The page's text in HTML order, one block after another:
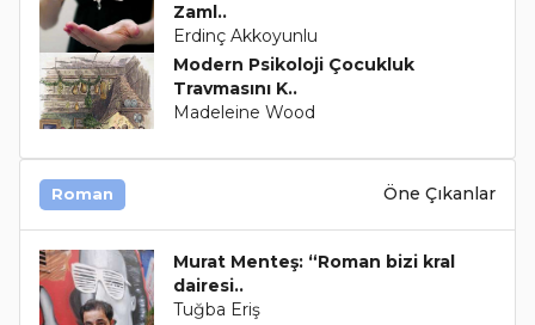
Zaml..
Erdinç Akkoyunlu
Modern Psikoloji Çocukluk
Travmasını K..
Madeleine Wood
Roman Öne Çıkanlar
Murat Menteş: “Roman bizi kral
dairesi..
Tuğba Eriş